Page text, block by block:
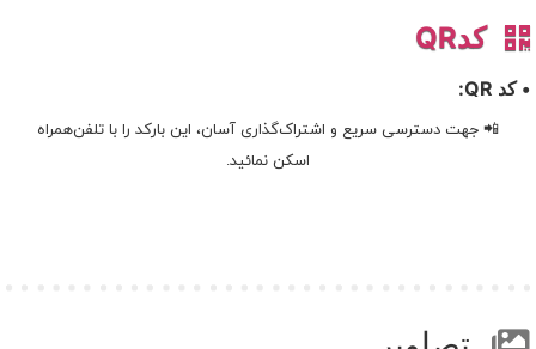
کدQR
• کد QR:
📲 جهت دسترسی سریع و اشتراک‌گذاری آسان، این بارکد را با تلفن‌همراه
اسکن نمائید.